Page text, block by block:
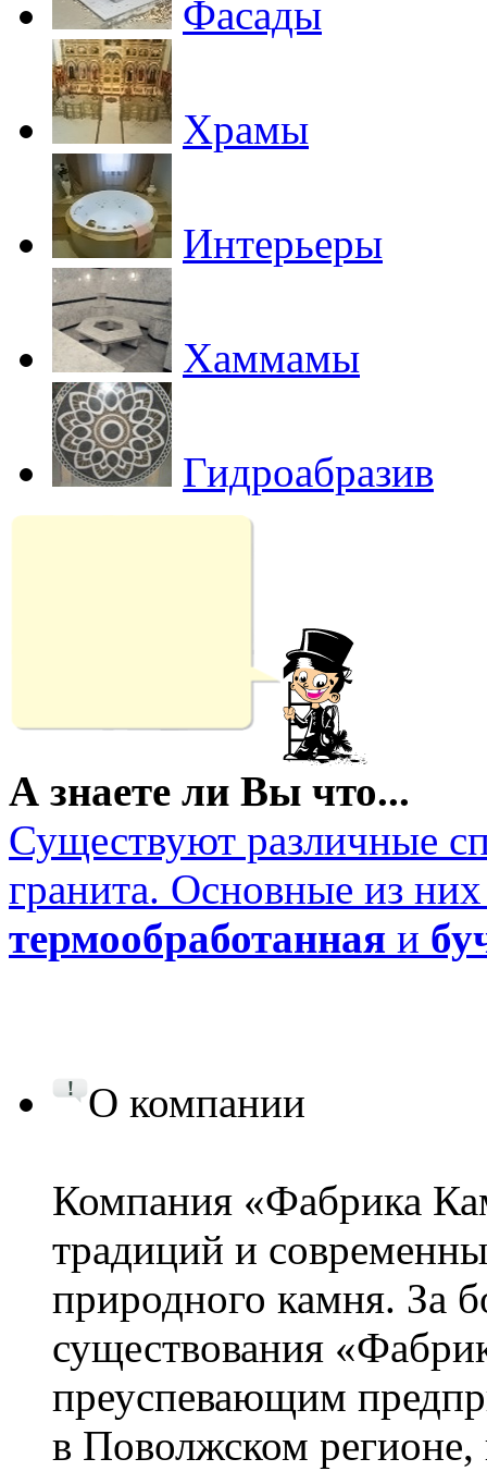
Фасады
Храмы
Интерьеры
Хаммамы
Гидроабразив
А знаете ли Вы что...
Существуют различные
гранита. Основные из
термообработанная и
О компании
Компания «Фабрика
традиций и
природного камня. За
существования
преуспевающим
в Поволжском